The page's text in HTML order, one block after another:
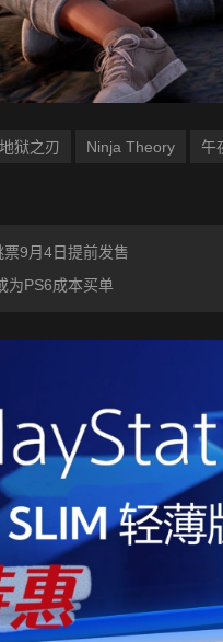
地狱之刃 Ninja Theory 午
票9月4日提前发售
为PS6成本买单